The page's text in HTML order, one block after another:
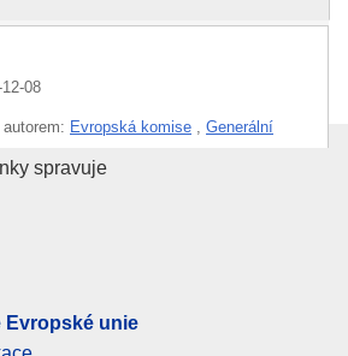
08
Evropská komise
Generální
soutěž
Evropské
spravuje
Evropské unie